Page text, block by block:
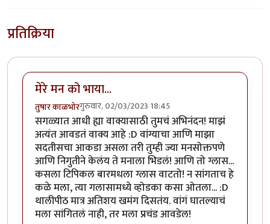
प्रतिक्रिया
मेरे मन को भाया...
तुषार काळभोरगुरुवार, 02/03/2023 18:45
सगळ्यात आधी ह्या वाक्यासाठी तुमचं अभिनंदन! माझं
अत्यंत आवडतं वाक्य आहे :D वांग्याचा आणि माझा
सदतीसचा आकडा असला तरी तुम्ही ज्या मनसोक्तपणे
आणि निगुतीने केलंय ते मनाला भिडलं! आणि तो ग्लास...
कसला टिपिकल बारमधला ग्लास वाटतो! न सांगताच हे
कळे मला, त्या गलासामध्ये व्होडका कसा ओतला... :D
थालीपीठ मात्र अतिशय खमंग दिसतंय. वांगं घातल्याचं
मला सांगितलं नाही, तर मला प्रचंड आवडेल!